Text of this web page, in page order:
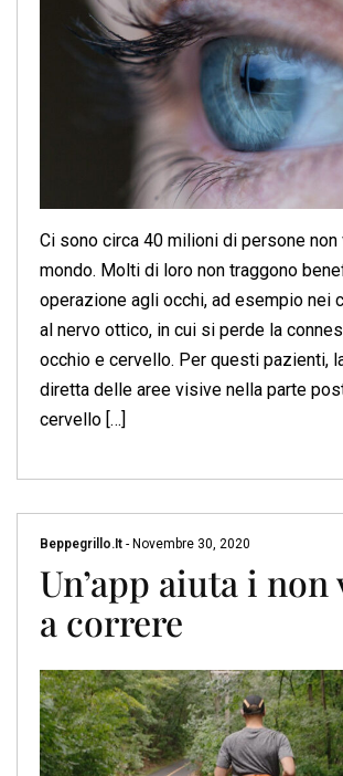
Ci sono circa 40 milioni di persone non
mondo. Molti di loro non traggono
operazione agli occhi, ad esempio nei
al nervo ottico, in cui si perde la
occhio e cervello. Per questi pazienti,
diretta delle aree visive nella parte
cervello […]
Beppegrillo.it - Novembre 30, 2020
Un’app aiuta i non
a correre